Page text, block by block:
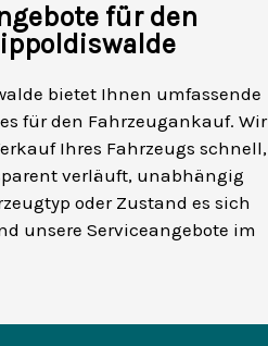
für den
bietet Ihnen umfassende
für den Fahrzeugankauf. Wir
Ihres Fahrzeugs schnell,
verläuft, unabhängig
oder Zustand es sich
unsere Serviceangebote im